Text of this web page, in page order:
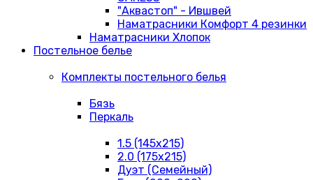
"Аквастоп" - Ившвей
Наматрасники Комфорт 4 резинки
Наматрасники Хлопок
Постельное белье
Комплекты постельного белья
Бязь
Перкаль
1.5 (145х215)
2.0 (175х215)
Дуэт (Семейный)